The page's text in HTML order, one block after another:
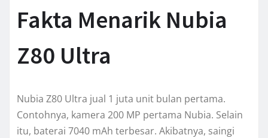
Fakta Menarik Nubia
Z80 Ultra
Nubia Z80 Ultra jual 1 juta unit bulan pertama.
Contohnya, kamera 200 MP pertama Nubia. Selain
itu, baterai 7040 mAh terbesar. Akibatnya, saingi